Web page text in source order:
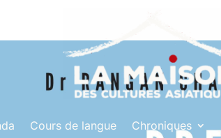
Cours de langue Chroniques